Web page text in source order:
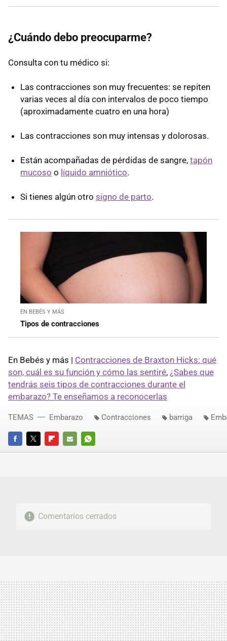
¿Cuándo debo preocuparme?
Consulta con tu médico si:
Las contracciones son muy frecuentes: se repiten
varias veces al día con intervalos de poco tiempo
(aproximadamente cuatro en una hora)
Las contracciones son muy intensas y dolorosas.
Están acompañadas de pérdidas de sangre, tapón
mucoso o líquido amniótico.
Si tienes algún otro signo de parto.
EN BEBÉS Y MÁS
Tipos de contracciones
En Bebés y más | Contracciones de Braxton Hicks: qué
son, cuál es su función y cómo las sentiré, ¿Sabes que
tendrás seis tipos de contracciones durante el
embarazo? Te enseñamos a reconocerlas
FACEBOOKTWITTERFLIPBOARD
E-
WHATSAPP
TEMAS Embarazo Contracciones barriga
Comentarios cerrados